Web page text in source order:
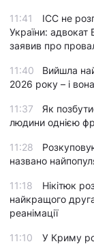
11:41
ICC не
України:
заявив про
11:40
Вийшла
2026 року – і
11:37
Як
людини однією
11:28
названо
11:18
Нікітюк
найкращого
реанімації
11:10
У Криму